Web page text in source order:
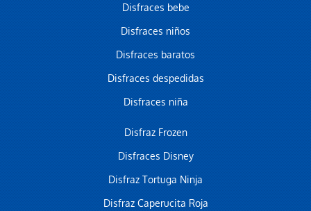
Disfraces bebe
Disfraces niños
Disfraces baratos
Disfraces despedidas
Disfraces niña
Disfraz Frozen
Disfraces Disney
Disfraz Tortuga Ninja
Disfraz Caperucita Roja